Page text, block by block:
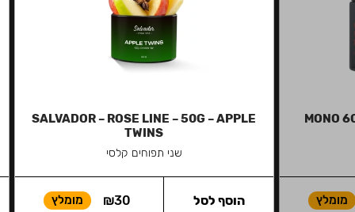
MONO
מומלץ
SALVADOR – ROSE LINE – 50G – APPLE
TWINS
שני תפוחים קלסי
₪30 מומלץ הוסף לסל